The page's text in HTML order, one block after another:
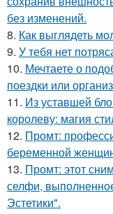
без изменений.
8. Как выглядеть
9. У тебя нет
10. Мечтаете о
поездки или
11. Из уставшей
королеву: магия
12. Промт:
беременной
13. Промт: этот
селфи,
Эстетики".